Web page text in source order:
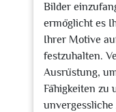
Bilder
ermöglicht es
Ihrer Motive
festzuhalten.
Ausrüstung,
Fähigkeiten zu